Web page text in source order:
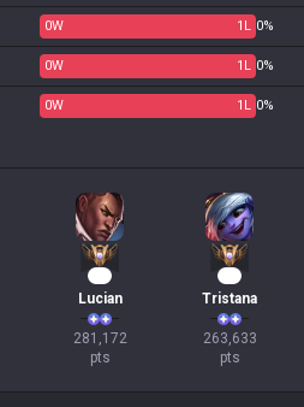
0W 1 L 0%
0W 1 L 0%
0W 1 L 0%
Lucian
281,172
pts
Tristana
263,633
pts